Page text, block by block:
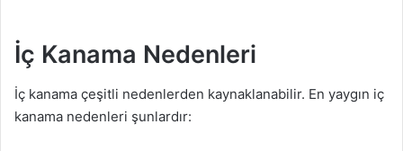
İç Kanama Nedenleri
İç kanama çeşitli nedenlerden kaynaklanabilir. En yaygın iç
kanama nedenleri şunlardır: